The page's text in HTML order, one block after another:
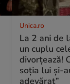
Unica.ro
La 2 ani de
un cuplu
divorțează!
soția lui și-
adevărat”